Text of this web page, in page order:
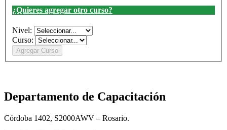
¿Quieres agregar otro curso?
Nivel:
Curso:
Departamento de Capacitación
Córdoba 1402, S2000AWV – Rosario.